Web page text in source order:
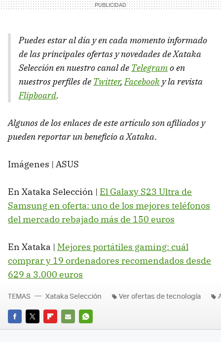
Puedes estar al día y en cada momento informado
de las principales ofertas y novedades de Xataka
Selección en nuestro canal de Telegramo en
nuestros perfiles de Twitter,Facebook y la revista
Flipboard.
Algunos de los enlaces de este artículo son afiliados y
pueden reportar un beneficio a Xataka.
Imágenes | ASUS
En Xataka Selección | El Galaxy S23 Ultra de
Samsung en oferta: uno de los mejores teléfonos
del mercado rebajado más de 150 euros
En Xataka | Mejores portátiles gaming: cuál
comprar y 19 ordenadores recomendados desde
629 a 3.000 euros
FACEBOOK
TWITTERFLIPBOARD
E-
WHATSAPP
TEMAS Xataka Selección Ver ofertas de tecnología